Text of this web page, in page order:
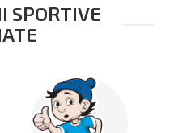
SPORTIVE